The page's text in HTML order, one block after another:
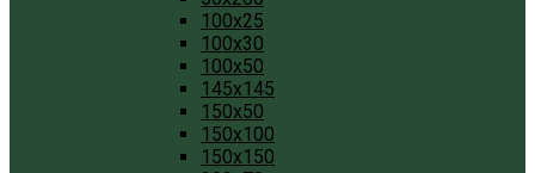
100x25
100x30
100x50
145x145
150x50
150x100
150x150